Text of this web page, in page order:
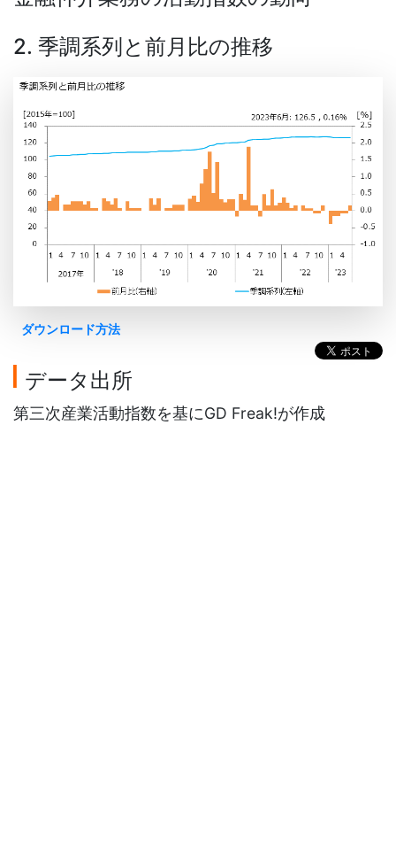
2. 季調系列と前月比の推移
ダウンロード方法
データ出所
第三次産業活動指数を基にGD Freak!が作成